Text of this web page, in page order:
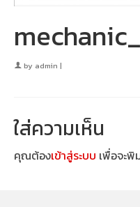
by admin |
ใส่ความเห็น
คุณต้องเข้าสู่ระบบ เพื่อจะพิ